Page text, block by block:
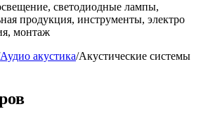
светодиодные лампы,
продукция, инструменты, электро
монтаж
Аудио акустика/Акустические системы